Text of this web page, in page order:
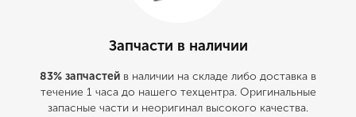
Запчасти в наличии
83% запчастей в наличии на складе либо доставка в
течение 1 часа до нашего техцентра. Оригинальные
запасные части и неоригинал высокого качества.